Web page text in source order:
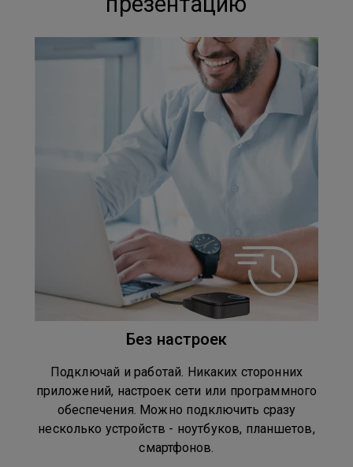
Без настроек
Подключай и работай. Никаких сторонних
приложений, настроек сети или программного
обеспечения. Можно подключить сразу
несколько устройств - ноутбуков, планшетов,
смартфонов.